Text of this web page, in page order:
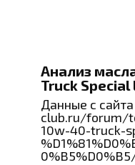
Анализ
Truck
Данные с
club.ru/forum/
10w-40-truck-